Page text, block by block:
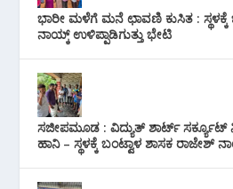
ಭಾರೀ ಮಳೆಗೆ ಮನೆ ಛಾವಣಿ ಕುಸಿತ : ಸ್ಥಳಕ್ಕೆ
ನಾಯ್ಕ್ ಉಳಿಪ್ಪಾಡಿಗುತ್ತು ಭೇಟಿ
ಸಜೀಪಮೂಡ : ವಿದ್ಯುತ್ ಶಾರ್ಟ್
ಹಾನಿ – ಸ್ಥಳಕ್ಕೆ ಬಂಟ್ವಾಳ ಶಾಸಕ ರಾಜೇಶ್